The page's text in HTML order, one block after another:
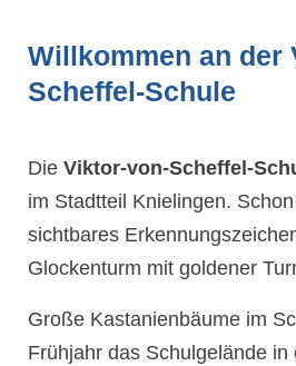
Willkommen an der
Scheffel-Schule
DieViktor-von-Scheffel-
im Stadtteil Knielingen.
sichtbares
Glockenturm mit goldener
Große Kastanienbäume im
Frühjahr das Schulgelände in